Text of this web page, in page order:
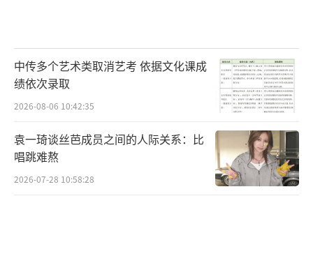
中传多个艺术类取消艺考 依据文化课成
绩依次录取
2026-08-06 10:42:35
袁一琦谈丝芭成员之间的人际关系：比
唱跳难熬
2026-07-28 10:58:28